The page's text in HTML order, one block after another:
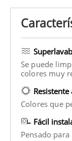
Se puede
colores muy
Resistente
Colores que
Fácil
Pensado